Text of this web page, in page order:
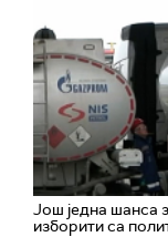
Још једна шанса
изборити са